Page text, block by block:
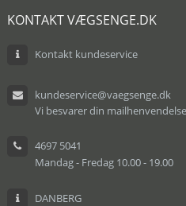
KONTAKT VÆGSENGE.DK
Kontakt kundeservice
kundeservice@vaegsenge.dk
Vi besvarer din
4697 5041
Mandag - Fredag 10.00 - 19.00
DANBERG